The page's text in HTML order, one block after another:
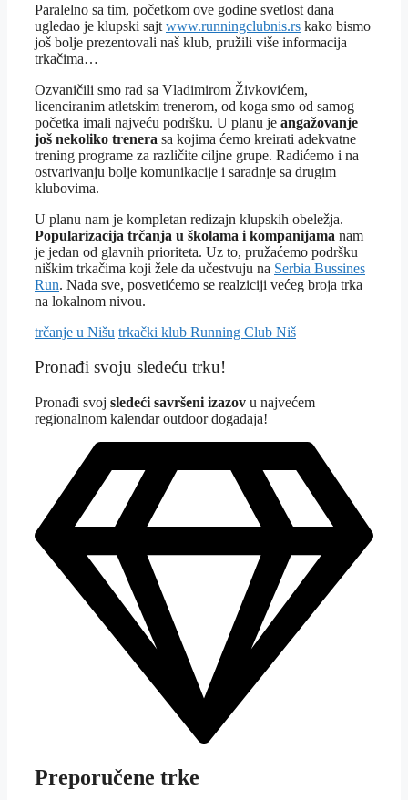
Paralelno sa tim, početkom ove godine svetlost dana
ugledao je klupski sajt www.runningclubnis.rs kako bismo
još bolje prezentovali naš klub, pružili više informacija
trkačima…
Ozvaničili smo rad sa Vladimirom Živkovićem,
licenciranim atletskim trenerom, od koga smo od samog
početka imali najveću podršku. U planu je angažovanje
još nekoliko trenera sa kojima ćemo kreirati adekvatne
trening programe za različite ciljne grupe. Radićemo i na
ostvarivanju bolje komunikacije i saradnje sa drugim
klubovima.
U planu nam je kompletan redizajn klupskih obeležja.
Popularizacija trčanja u školama i kompanijama nam
je jedan od glavnih prioriteta. Uz to, pružaćemo podršku
niškim trkačima koji žele da učestvuju na Serbia Bussines
Run. Nada sve, posvetićemo se realziciji većeg broja trka
na lokalnom nivou.
Tagovi
trčanje u Nišu trkački klub Running Club Niš
Pronađi svoju sledeću trku!
Pronađi svoj sledeći savršeni izazov u najvećem
regionalnom kalendar outdoor događaja!
Preporučene trke